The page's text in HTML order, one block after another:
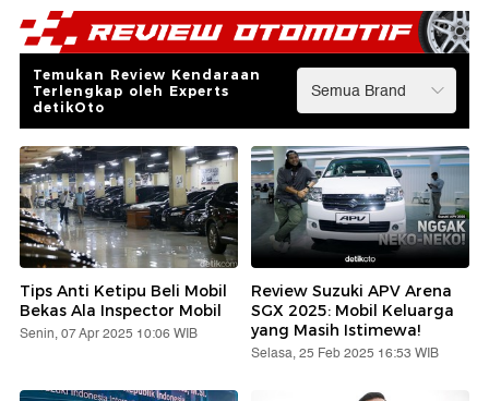
Temukan Review Kendaraan
Terlengkap oleh Experts
detikOto
Tips Anti Ketipu Beli Mobil
Bekas Ala Inspector Mobil
Senin, 07 Apr 2025 10:06 WIB
Review Suzuki APV Arena
SGX 2025: Mobil Keluarga
yang Masih Istimewa!
Selasa, 25 Feb 2025 16:53 WIB